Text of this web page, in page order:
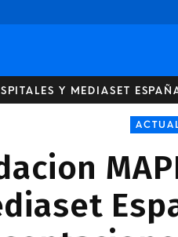
Y MEDIASET